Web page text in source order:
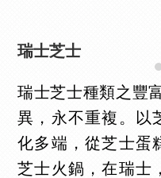
瑞士芝士
瑞士芝士種類之豐
異，永不重複。以
化多端，從芝士蛋
芝士火鍋，在瑞士